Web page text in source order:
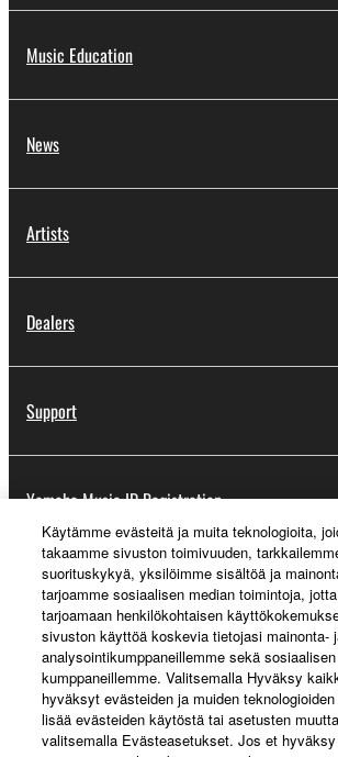
Music Education
News
Artists
Dealers
Support
Yamaha Music ID Registration
About Yamaha
Suomi - English
Business
Käytämme evästeitä ja muita teknologioita,
takaamme sivuston toimivuuden,
suorituskykyä, yksilöimme sisältöä ja
tarjoamme sosiaalisen median toimintoja,
tarjoamaan henkilökohtaisen
sivuston käyttöä koskevia tietojasi mainonta-
analysointikumppaneillemme sekä
kumppaneillemme. Valitsemalla Hyväksy
hyväksyt evästeiden ja muiden
lisää evästeiden käytöstä tai asetusten
valitsemalla Evästeasetukset. Jos et